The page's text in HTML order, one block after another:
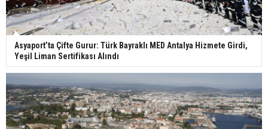
Asyaport’ta Çifte Gurur: Türk Bayraklı MED Antalya Hizmete Girdi,
Yeşil Liman Sertifikası Alındı